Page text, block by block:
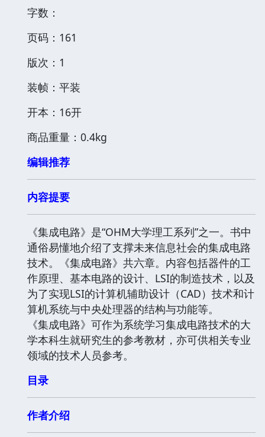
字数：
页码：161
版次：1
装帧：平装
开本：16开
商品重量：0.4kg
编辑推荐
内容提要
《集成电路》是“OHM大学理工系列”之一。书中
通俗易懂地介绍了支撑未来信息社会的集成电路
技术。《集成电路》共六章。内容包括器件的工
作原理、基本电路的设计、LSI的制造技术，以及
为了实现LSI的计算机辅助设计（CAD）技术和计
算机系统与中央处理器的结构与功能等。
《集成电路》可作为系统学习集成电路技术的大
学本科生就研究生的参考教材，亦可供相关专业
领域的技术人员参考。
目录
作者介绍